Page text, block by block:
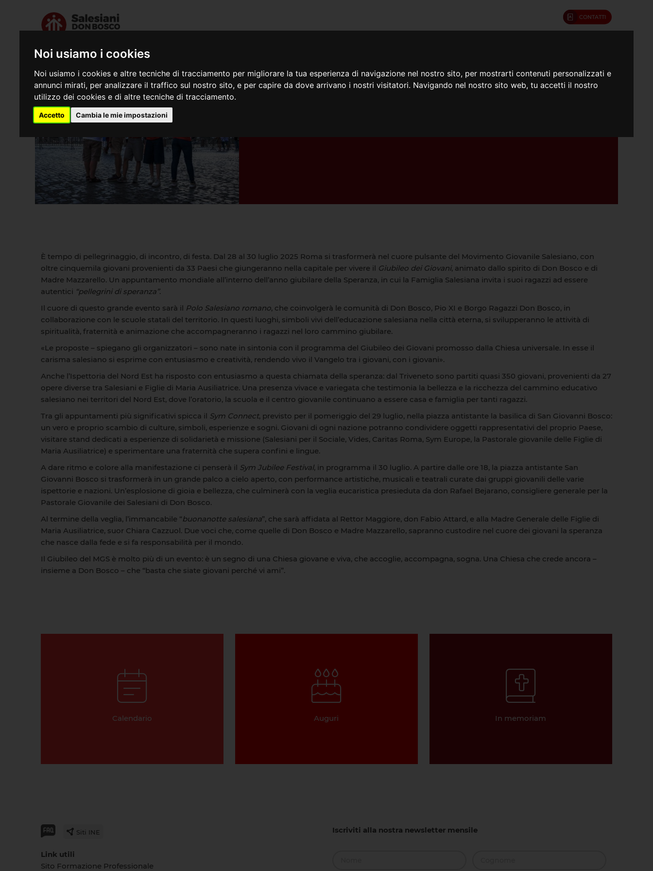
Noi usiamo i cookies
Noi usiamo i cookies e altre tecniche di tracciamento per migliorare la tua esperienza di navigazione nel nostro sito, per mostrarti contenuti personalizzati e
annunci mirati, per analizzare il traffico sul nostro sito, e per capire da dove arrivano i nostri visitatori. Navigando nel nostro sito web, tu accetti il nostro
utilizzo dei cookies e di altre tecniche di tracciamento.
Accetto Cambia le mie impostazioni
CONTATTI
Chi siamo
È tempo di pellegrinaggio, di incontro, di festa. Dal 28 al 30 luglio 2025 Roma si trasformerà nel cuore pulsante del Movimento Giovanile Salesiano, con
oltre cinquemila giovani provenienti da 33 Paesi che giungeranno nella capitale per vivere il Giubileo dei Giovani, animato dallo spirito di Don Bosco e di
Madre Mazzarello. Un appuntamento mondiale all’interno dell’anno giubilare della Speranza, in cui la Famiglia Salesiana invita i suoi ragazzi ad essere
autentici “pellegrini di speranza”.
Il cuore di questo grande evento sarà il Polo Salesiano romano, che coinvolgerà le comunità di Don Bosco, Pio XI e Borgo Ragazzi Don Bosco, in
collaborazione con le scuole statali del territorio. In questi luoghi, simboli vivi dell’educazione salesiana nella città eterna, si svilupperanno le attività di
spiritualità, fraternità e animazione che accompagneranno i ragazzi nel loro cammino giubilare.
«Le proposte – spiegano gli organizzatori – sono nate in sintonia con il programma del Giubileo dei Giovani promosso dalla Chiesa universale. In esse il
carisma salesiano si esprime con entusiasmo e creatività, rendendo vivo il Vangelo tra i giovani, con i giovani».
Anche l’Ispettoria del Nord Est ha risposto con entusiasmo a questa chiamata della speranza: dal Triveneto sono partiti quasi 350 giovani, provenienti da 27
opere diverse tra Salesiani e Figlie di Maria Ausiliatrice. Una presenza vivace e variegata che testimonia la bellezza e la ricchezza del cammino educativo
salesiano nei territori del Nord Est, dove l’oratorio, la scuola e il centro giovanile continuano a essere casa e famiglia per tanti ragazzi.
Tra gli appuntamenti più significativi spicca il Sym Connect, previsto per il pomeriggio del 29 luglio, nella piazza antistante la basilica di San Giovanni Bosco:
un vero e proprio scambio di culture, simboli, esperienze e sogni. Giovani di ogni nazione potranno condividere oggetti rappresentativi del proprio Paese,
visitare stand dedicati a esperienze di solidarietà e missione (Salesiani per il Sociale, Vides, Caritas Roma, Sym Europe, la Pastorale giovanile delle Figlie di
Maria Ausiliatrice) e sperimentare una fraternità che supera confini e lingue.
A dare ritmo e colore alla manifestazione ci penserà il Sym Jubilee Festival, in programma il 30 luglio. A partire dalle ore 18, la piazza antistante San
Giovanni Bosco si trasformerà in un grande palco a cielo aperto, con performance artistiche, musicali e teatrali curate dai gruppi giovanili delle varie
ispettorie e nazioni. Un’esplosione di gioia e bellezza, che culminerà con la veglia eucaristica presieduta da don Rafael Bejarano, consigliere generale per la
Pastorale Giovanile dei Salesiani di Don Bosco.
Al termine della veglia, l’immancabile “buonanotte salesiana”, che sarà affidata al Rettor Maggiore, don Fabio Attard, e alla Madre Generale delle Figlie di
Maria Ausiliatrice, suor Chiara Cazzuol. Due voci che, come quelle di Don Bosco e Madre Mazzarello, sapranno custodire nel cuore dei giovani la speranza
che nasce dalla fede e si fa responsabilità per il mondo.
Il Giubileo del MGS è molto più di un evento: è un segno di una Chiesa giovane e viva, che accoglie, accompagna, sogna. Una Chiesa che crede ancora –
insieme a Don Bosco – che “basta che siate giovani perché vi ami”.
Calendario Auguri In memoriam
Siti INE
Link utili
Sito Formazione Professionale
Iscriviti alla nostra newsletter mensile